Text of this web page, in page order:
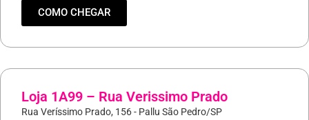
COMO CHEGAR
Loja 1A99 – Rua Verissimo Prado
Rua Veríssimo Prado, 156 - Pallu São Pedro/SP